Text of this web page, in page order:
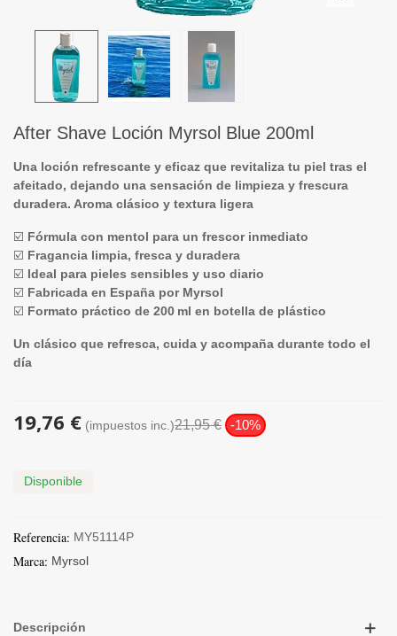
After Shave Loción Myrsol Blue 200ml
Una loción refrescante y eficaz que revitaliza tu piel tras el
afeitado, dejando una sensación de limpieza y frescura
duradera. Aroma clásico y textura ligera
☑️ Fórmula con mentol para un frescor inmediato
☑️ Fragancia limpia, fresca y duradera
☑️ Ideal para pieles sensibles y uso diario
☑️ Fabricada en España por Myrsol
☑️ Formato práctico de 200 ml en botella de plástico
Un clásico que refresca, cuida y acompaña durante todo el
día
19,76 € (impuestos inc.)21,95 € -10%
Disponible
Referencia: MY51114P
Marca: Myrsol
Descripción